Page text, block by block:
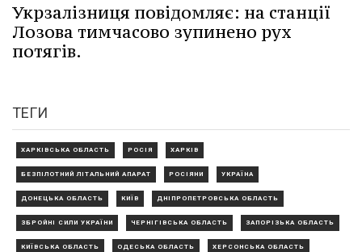
Укрзалізниця повідомляє: на станції
Лозова тимчасово зупинено рух
потягів.
ТЕГИ
ХАРКІВСЬКА ОБЛАСТЬ РОСІЯ ХАРКІВ
БЕЗПІЛОТНИЙ ЛІТАЛЬНИЙ АПАРАТ РОСІЯНИ УКРАЇНА
ДОНЕЦЬКА ОБЛАСТЬ КИЇВ ДНІПРОПЕТРОВСЬКА ОБЛАСТЬ
ЗБРОЙНІ СИЛИ УКРАЇНИ ЧЕРНІГІВСЬКА ОБЛАСТЬ ЗАПОРІЗЬКА ОБЛАСТЬ
КИЇВСЬКА ОБЛАСТЬ ОДЕСЬКА ОБЛАСТЬ ХЕРСОНСЬКА ОБЛАСТЬ